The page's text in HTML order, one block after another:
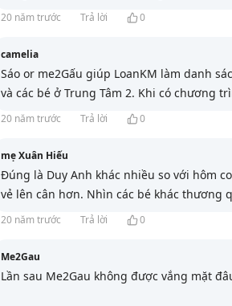
20 năm trước Trả lời 0
camelia
Sáo or me2Gấu giúp LoanKM làm danh
và các bé ở Trung Tâm 2. Khi có chương
20 năm trước Trả lời 0
mẹ Xuân Hiếu
Đúng là Duy Anh khác nhiều so với hôm
vẻ lên cân hơn. Nhìn các bé khác thương
20 năm trước Trả lời 0
Me2Gau
Lần sau Me2Gau không được vắng mặt